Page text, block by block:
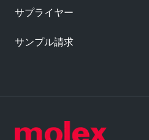
サプライヤー
サンプル請求